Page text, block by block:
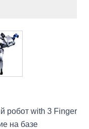
larger image
робот with 3 Finger
на базе